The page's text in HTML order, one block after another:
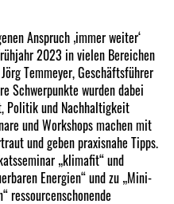
Anspruch ‚immer weiter‘
2023 in vielen Bereichen
Temmeyer, Geschäftsführer
Schwerpunkte wurden dabei
Politik und Nachhaltigkeit
und Workshops machen mit
und geben praxisnahe Tipps.
„klimafit“ und
Energien“ und zu „Mini-
ressourcenschonende